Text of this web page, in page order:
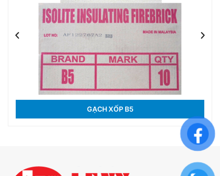
GẠCH XỐP B5